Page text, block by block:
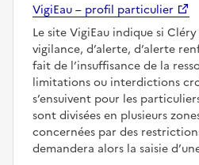
VigiEau – profil particulier
Le site VigiEau indique si
vigilance, d’alerte, d’alerte
fait de l’insuffisance de la
limitations ou interdictions
s’ensuivent pour les
sont divisées en plusieurs
concernées par des
demandera alors la saisie